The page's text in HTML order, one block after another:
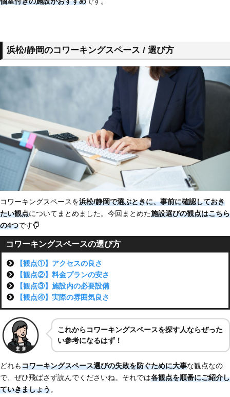
浜松/静岡のコワーキングスペース / 選び方
コワーキングスペースを浜松/静岡で選ぶときに、事前に確認しておき
たい観点についてまとめました。今回まとめた施設選びの観点はこちら
の4つです
コワーキングスペースの選び方
【観点①】アクセスの良さ
【観点②】料金プランの安さ
【観点③】施設内の必要設備
【観点④】実際の雰囲気良さ
これからコワーキングスペースを探す人ならぜった
い参考になるはず！
どれもコワーキングスペース選びの失敗を防ぐために大事な観点なの
で、ぜひ飛ばさず読んでくださいね。それでは各観点を順番にご紹介し
ていきましょう。